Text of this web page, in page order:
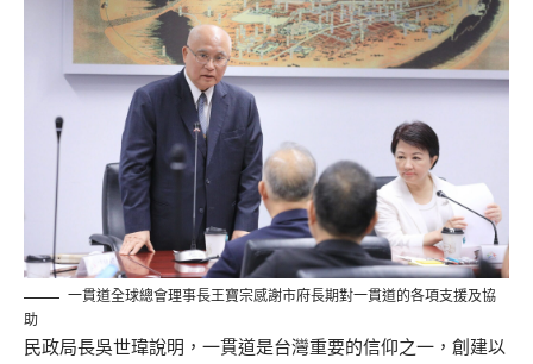
一貫道全球總會理事長王寶宗感謝市府長期對一貫道的各項支援及協
助
民政局長吳世瑋說明，一貫道是台灣重要的信仰之一，創建以